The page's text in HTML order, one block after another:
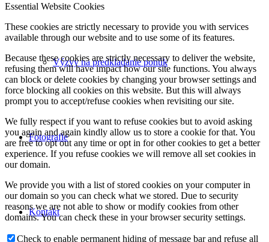
Výzvy na predkladanie ponúk
Fotografie
Kontakt
Essential Website Cookies
These cookies are strictly necessary to provide you with services
available through our website and to use some of its features.
Because these cookies are strictly necessary to deliver the website,
refusing them will have impact how our site functions. You always
can block or delete cookies by changing your browser settings and
force blocking all cookies on this website. But this will always
prompt you to accept/refuse cookies when revisiting our site.
We fully respect if you want to refuse cookies but to avoid asking
you again and again kindly allow us to store a cookie for that. You
are free to opt out any time or opt in for other cookies to get a better
experience. If you refuse cookies we will remove all set cookies in
our domain.
We provide you with a list of stored cookies on your computer in
our domain so you can check what we stored. Due to security
reasons we are not able to show or modify cookies from other
domains. You can check these in your browser security settings.
Check to enable permanent hiding of message bar and refuse all